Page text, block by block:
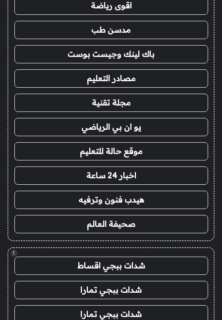
اقوى رياضة
مدسن طب
باك لينك وجيست بوست
مصادر التعليم
مجلة تقنية
يو ان بي الرياضي
موقع حالة للتعليم
اخبار 24 ساعة
هيدب فنون وترفيه
صحيفة العالم
!
شدات ببجي اقساط
شدات ببجي تمارا
شدات ببجي تمارا